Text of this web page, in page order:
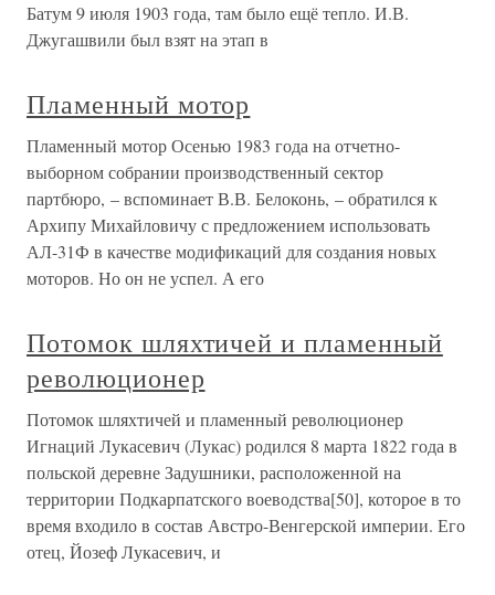
Батум 9 июля 1903 года, там было ещё тепло. И.В.
Джугашвили был взят на этап в
Пламенный мотор
Пламенный мотор Осенью 1983 года на отчетно-
выборном собрании производственный сектор
партбюро, – вспоминает В.В. Белоконь, – обратился к
Архипу Михайловичу с предложением использовать
АЛ-31Ф в качестве модификаций для создания новых
моторов. Но он не успел. А его
Потомок шляхтичей и пламенный
революционер
Потомок шляхтичей и пламенный революционер
Игнаций Лукасевич (Лукас) родился 8 марта 1822 года в
польской деревне Задушники, расположенной на
территории Подкарпатского воеводства[50], которое в то
время входило в состав Австро-Венгерской империи. Его
отец, Йозеф Лукасевич, и